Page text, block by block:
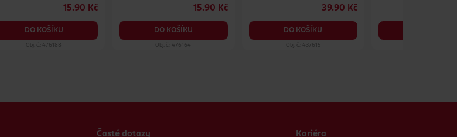
15.90 Kč
DO KOŠÍKU
Obj. č.: 476188
15.90 Kč
DO KOŠÍKU
Obj. č.: 476164
39.90 Kč
DO KOŠÍKU
Obj. č.: 437615
Časté dotazy Kariéra